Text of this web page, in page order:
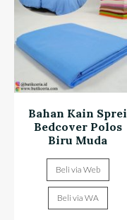
Bahan Kain Sprei
Bedcover Polos
Biru Muda
Beli via Web
Beli via WA